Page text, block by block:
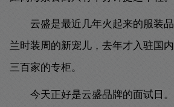
云盛是最近几年火起来的服装
兰时装周的新宠儿，去年才入驻国
三百家的专柜。
今天正好是云盛品牌的面试日。